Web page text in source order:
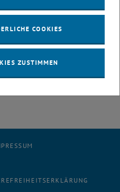
Hooke, ein Zeitgenosse von
über Astronomie und Mechanik
Hookesche Gesetz, eines der
COOKIES
ZUSTIMMEN